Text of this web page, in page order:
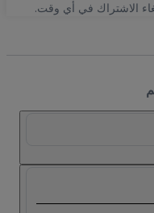
الاشتراك في أي وقت.